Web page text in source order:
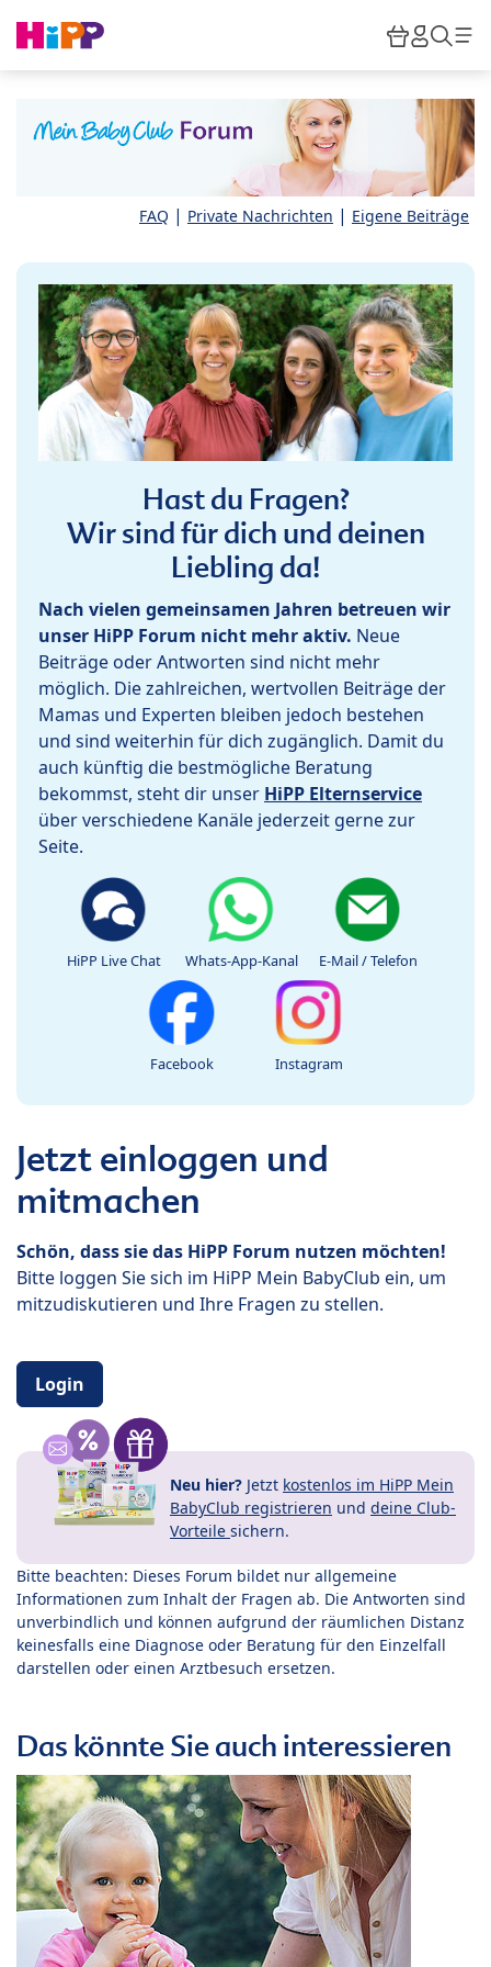
HiPP
FAQ | Private Nachrichten | Eigene Beiträge
Hast du Fragen?
Wir sind für dich und deinen
Liebling da!
Nach vielen gemeinsamen Jahren betreuen wir
unser HiPP Forum nicht mehr aktiv. Neue
Beiträge oder Antworten sind nicht mehr
möglich. Die zahlreichen, wertvollen Beiträge der
Mamas und Experten bleiben jedoch bestehen
und sind weiterhin für dich zugänglich. Damit du
auch künftig die bestmögliche Beratung
bekommst, steht dir unser HiPP Elternservice
über verschiedene Kanäle jederzeit gerne zur
Seite.
HiPP Live Chat Whats-App-Kanal E-Mail / Telefon
Facebook Instagram
Jetzt einloggen und
mitmachen
Schön, dass sie das HiPP Forum nutzen möchten!
Bitte loggen Sie sich im HiPP Mein BabyClub ein, um
mitzudiskutieren und Ihre Fragen zu stellen.
Login
Neu hier? Jetzt kostenlos im HiPP Mein
BabyClub registrieren und deine Club-
Vorteile sichern.
Bitte beachten: Dieses Forum bildet nur allgemeine
Informationen zum Inhalt der Fragen ab. Die Antworten sind
unverbindlich und können aufgrund der räumlichen Distanz
keinesfalls eine Diagnose oder Beratung für den Einzelfall
darstellen oder einen Arztbesuch ersetzen.
Das könnte Sie auch interessieren